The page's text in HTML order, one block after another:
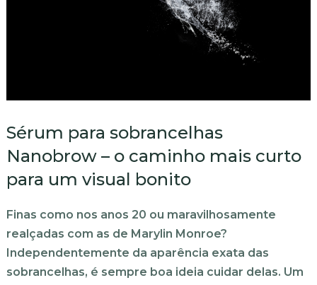
Sérum para sobrancelhas
Nanobrow – o caminho mais curto
para um visual bonito
Finas como nos anos 20 ou maravilhosamente
realçadas com as de Marylin Monroe?
Independentemente da aparência exata das
sobrancelhas, é sempre boa ideia cuidar delas. Um